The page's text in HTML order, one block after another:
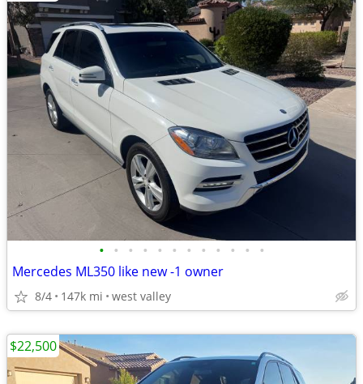
• • • • • • • • • • • •
Mercedes ML350 like new -1 owner
8/4 147k mi west valley
$22,500